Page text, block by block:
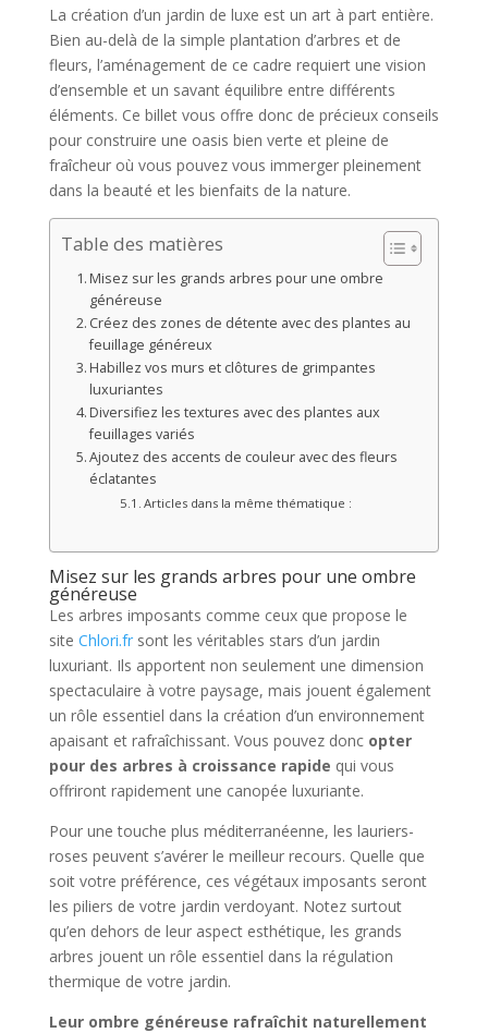
La création d’un jardin de luxe est un art à part entière.
Bien au-delà de la simple plantation d’arbres et de
fleurs, l’aménagement de ce cadre requiert une vision
d’ensemble et un savant équilibre entre différents
éléments. Ce billet vous offre donc de précieux conseils
pour construire une oasis bien verte et pleine de
fraîcheur où vous pouvez vous immerger pleinement
dans la beauté et les bienfaits de la nature.
Table des matières
Misez sur les grands arbres pour une ombre
généreuse
Créez des zones de détente avec des plantes au
feuillage généreux
Habillez vos murs et clôtures de grimpantes
luxuriantes
Diversifiez les textures avec des plantes aux
feuillages variés
Ajoutez des accents de couleur avec des fleurs
éclatantes
Articles dans la même thématique :
Misez sur les grands arbres pour une ombre
généreuse
Les arbres imposants comme ceux que propose le
site Chlori.frsont les véritables stars d’un jardin
luxuriant. Ils apportent non seulement une dimension
spectaculaire à votre paysage, mais jouent également
un rôle essentiel dans la création d’un environnement
apaisant et rafraîchissant. Vous pouvez donc opter
pour des arbres à croissance rapide qui vous
offriront rapidement une canopée luxuriante.
Pour une touche plus méditerranéenne, les lauriers-
roses peuvent s’avérer le meilleur recours. Quelle que
soit votre préférence, ces végétaux imposants seront
les piliers de votre jardin verdoyant. Notez surtout
qu’en dehors de leur aspect esthétique, les grands
arbres jouent un rôle essentiel dans la régulation
thermique de votre jardin.
Leur ombre généreuse rafraîchit naturellement